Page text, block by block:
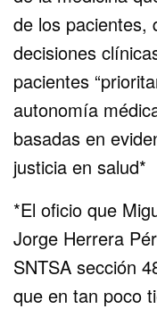
de los pacientes,
decisiones
pacientes
autonomía
basadas en
justicia en salud*
*El oficio que
Jorge Herrera
SNTSA sección
que en tan poco